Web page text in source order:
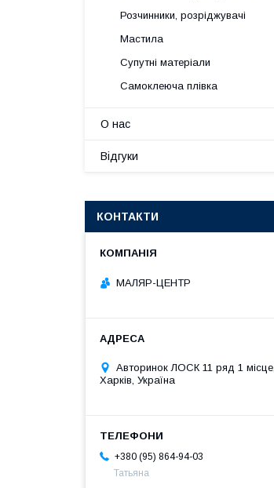
Розчинники, розріджувачі
Мастила
Супутні матеріали
Самоклеюча плівка
О нас
Відгуки
КОНТАКТИ
МАЛЯР-ЦЕНТР
Авторинок ЛОСК 11 ряд 1 місце,
Харків, Україна
+380 (95) 864-94-03
Татьяна